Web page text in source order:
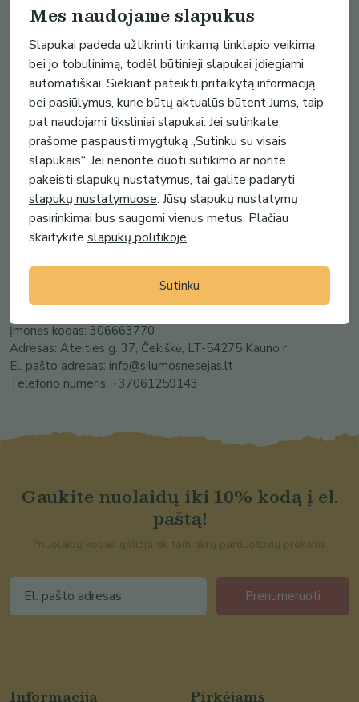
Pritaikyti nuolaidų kodą
Pardavėjas Atsiliepimai
Įmonės kodas: 306663770
Adresas: Ateities g. 37, Čekiškė, LT-54275 Kauno r.
El. pašto adresas: info@silumosnesejas.lt
Telefono numeris: +37061259143
Gaukite nuolaidų iki 10% kodą į el.
paštą!
*nuolaidų kodas galioja tik tam tikrų parduotuvių prekėms
Prenumeruoti
Informacija Pirkėjams
Mes naudojame slapukus
Slapukai padeda užtikrinti tinkamą tinklapio veikimą
bei jo tobulinimą, todėl būtinieji slapukai įdiegiami
automatiškai. Siekiant pateikti pritaikytą informaciją
bei pasiūlymus, kurie būtų aktualūs būtent Jums, taip
pat naudojami tiksliniai slapukai. Jei sutinkate,
prašome paspausti mygtuką „Sutinku su visais
slapukais“. Jei nenorite duoti sutikimo ar norite
pakeisti slapukų nustatymus, tai galite padaryti
slapukų nustatymuose. Jūsų slapukų nustatymų
pasirinkimai bus saugomi vienus metus. Plačiau
skaitykite slapukų politikoje.
Sutinku